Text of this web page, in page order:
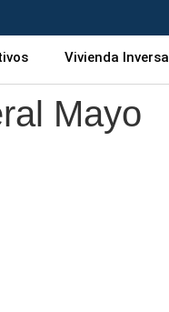
Vivienda Inversa
Mayo